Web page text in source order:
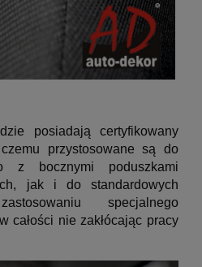
posiadają certyfikowany
przystosowane są do
z bocznymi poduszkami
jak i do standardowych
specjalnego
całości nie zakłócając pracy